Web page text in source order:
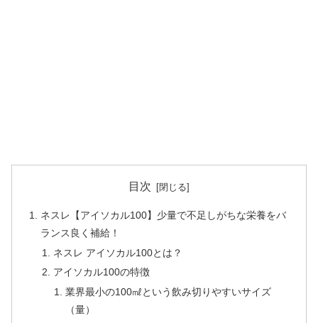
目次
ネスレ【アイソカル100】少量で不足しがちな栄養をバ
ランス良く補給！
ネスレ アイソカル100とは？
アイソカル100の特徴
業界最小の100㎖という飲み切りやすいサイズ
（量）